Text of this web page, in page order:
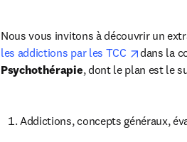
Nous vous invitons à découvrir un
les addictions par les TCC
opens in
dans la
Psychothérapie, dont le plan est le
Addictions, concepts généraux,